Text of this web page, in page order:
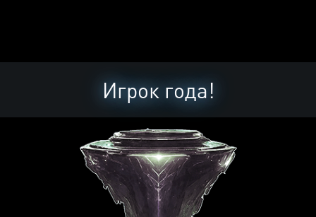
Игрок года!